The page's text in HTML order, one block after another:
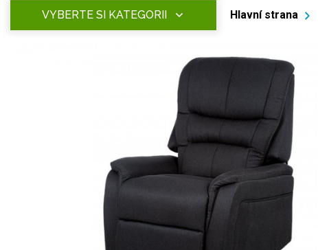
VYBERTE SI KATEGORII Hlavní strana